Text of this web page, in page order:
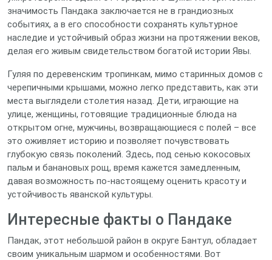
значимость Пандака заключается не в грандиозных
событиях, а в его способности сохранять культурное
наследие и устойчивый образ жизни на протяжении веков,
делая его живым свидетельством богатой истории Явы.
Гуляя по деревенским тропинкам, мимо старинных домов с
черепичными крышами, можно легко представить, как эти
места выглядели столетия назад. Дети, играющие на
улице, женщины, готовящие традиционные блюда на
открытом огне, мужчины, возвращающиеся с полей – все
это оживляет историю и позволяет почувствовать
глубокую связь поколений. Здесь, под сенью кокосовых
пальм и банановых рощ, время кажется замедленным,
давая возможность по-настоящему оценить красоту и
устойчивость яванской культуры.
Интересные факты о Пандаке
Пандак, этот небольшой район в округе Бантул, обладает
своим уникальным шармом и особенностями. Вот